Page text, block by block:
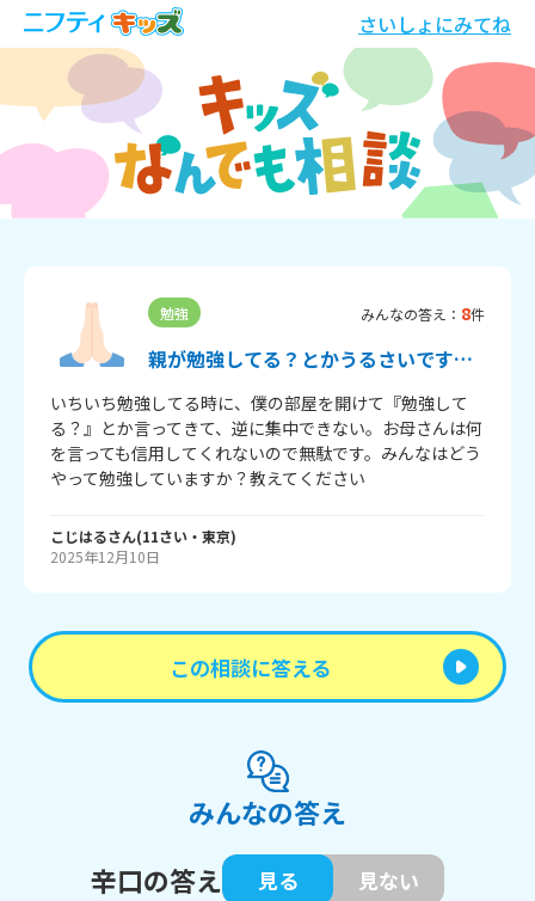
さいしょにみてね
勉強 みんなの答え： 8件
親が勉強してる？とかうるさいです…
いちいち勉強してる時に、僕の部屋を開けて『勉強して
る？』とか言ってきて、逆に集中できない。お母さんは何
を言っても信用してくれないので無駄です。みんなはどう
やって勉強していますか？教えてください
こじはるさん(11さい・ 東京)
2025年12月10日
この相談に答える
みんなの答え
辛口の答え
見る 見ない